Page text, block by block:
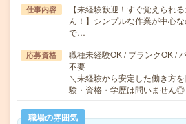
仕事内容
【未経験歓迎！すぐ覚えられ
ん！】シンプルな作業が中心
で…
応募資格
職種未経験OK / ブランクOK /
不要
＼未経験から安定した働き方
験・資格・学歴は問いません
職場の雰囲気